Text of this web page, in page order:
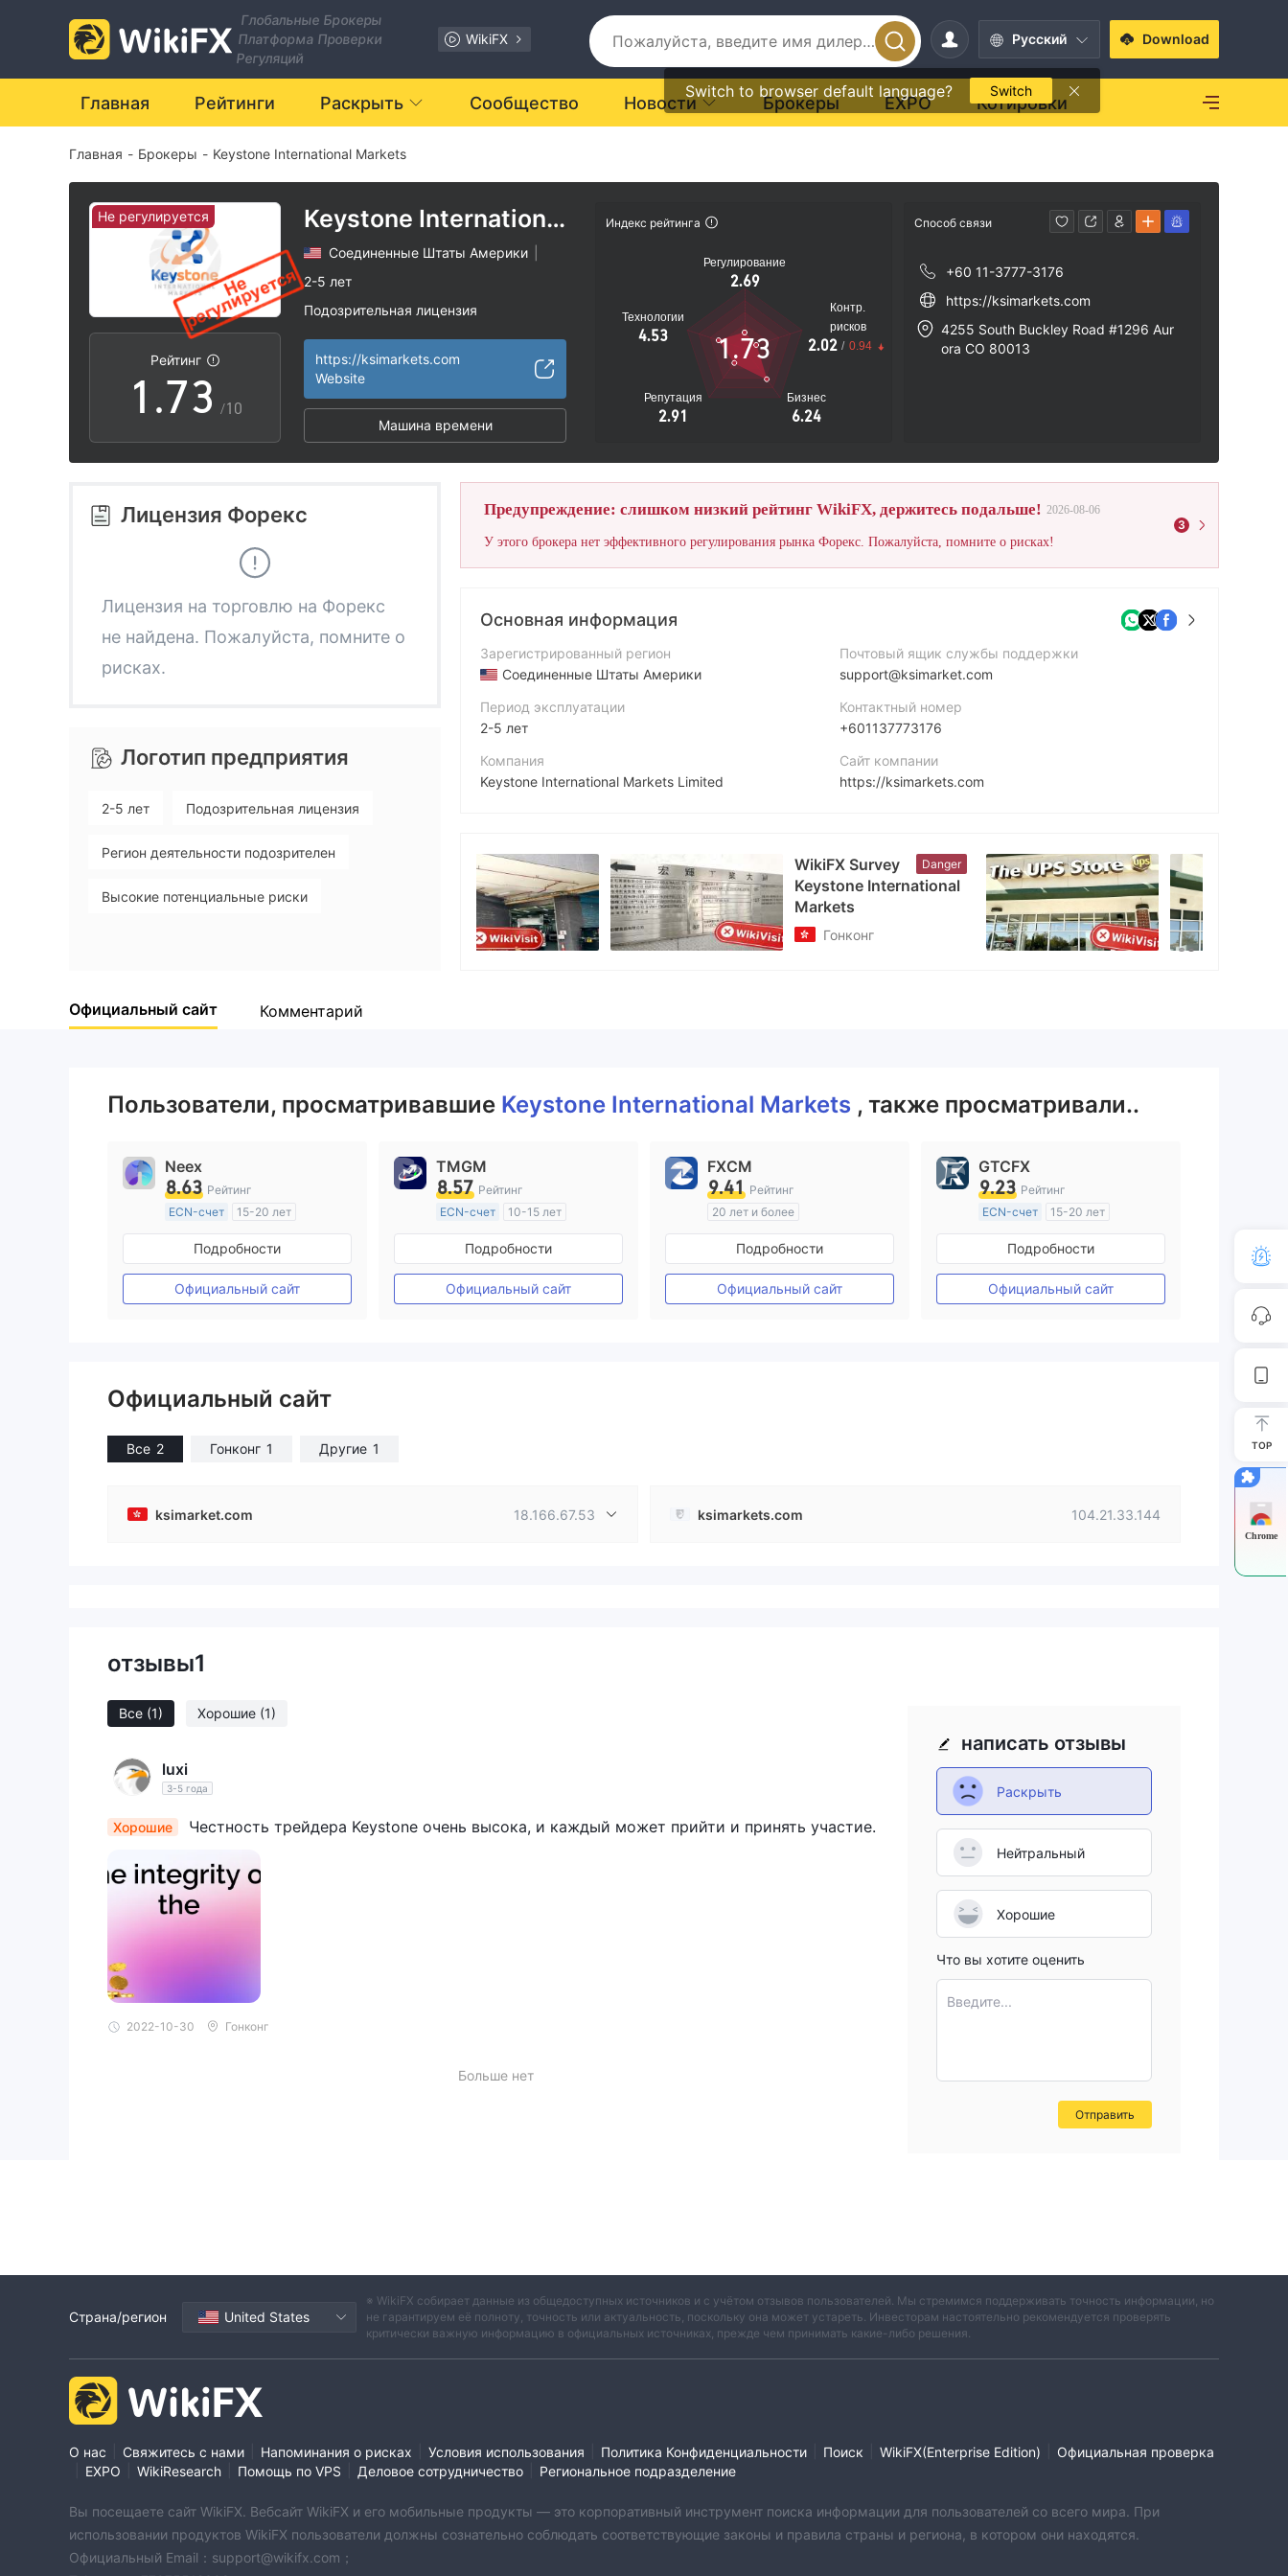
Глобальные Брокеры
Платформа Проверки
Регуляций
WikiFX Pусский
Switch to browser default language? Switch
Download
Главная Рейтинги Раскрыть Сообщество Новости Брокеры EXPO Котировки
Главная - Брокеры - Keystone International Markets
Не регулируется
Рейтинг
0
1
2
3
5
6
9
.
1
2
3
4
5
6
7
8
9
0
1
2
3
4
5
7
/10
Keystone International
Markets
Соединенные Штаты Америки
2-5 лет
Подозрительная лицензия
Высокие потенциальные риски
https://ksimarkets.com
Website
Машина времени
Индекс рейтинга
Регулирование
2.69
Технологии
4.53
Репутация
2.91
Бизнес
6.24
Контр.
рисков
2.02 / 0.94
1.73
Способ связи
+60 11-3777-3176
https://ksimarkets.com
4255 South Buckley Road #1296 Aur
ora CO 80013
Лицензия Форекс
Лицензия на торговлю на Форекс
не найдена. Пожалуйста, помните о
рисках.
Логотип предприятия
2-5 лет Подозрительная лицензия
Регион деятельности подозрителен
Высокие потенциальные риски
Предупреждение: слишком низкий рейтинг WikiFX, держитесь подальше! 2026-08-06
У этого брокера нет эффективного регулирования рынка Форекс. Пожалуйста, помните о рисках!
3
Основная информация
Зарегистрированный регион
Соединенные Штаты Америки
Период эксплуатации
2-5 лет
Компания
Keystone International Markets Limited
Сотрудник компании
--
Почтовый ящик службы поддержки
support@ksimarket.com
Контактный номер
+601137773176
Сайт компании
https://ksimarkets.com
WikiFX Survey
Markets
WikiFX Survey
Keystone International
Markets
Danger
Соединенные Штаты Америки
Официальный сайт Комментарий
Пользователи, просматривавшие Keystone International Markets , также просматривали..
Neex
8.63 Рейтинг
ECN-счет
15-20 лет
Регулирование в Австралия
Маркет-Мейкинг (MM)
Основной стандарт MT4
Подробности
Официальный сайт
TMGM
8.57 Рейтинг
ECN-счет
10-15 лет
Регулирование в Австралия
Маркет-Мейкинг (MM)
Основной стандарт MT4
Подробности
Официальный сайт
FXCM
9.41 Рейтинг
20 лет и более
Регулирование в Австралия
Маркет-Мейкинг (MM)
Основной стандарт MT4
Подробности
Официальный сайт
GTCFX
9.23 Рейтинг
ECN-счет
15-20 лет
Регулирование в Соединенное Королевство
Маркет-Мейкинг (MM)
Основной стандарт MT4
Подробности
Официальный сайт
Официальный сайт
Все 2 Гонконг 1 Другие 1
ksimarket.com 18.166.67.53 ksimarkets.com 104.21.33.144
отзывы1
Все (1) Хорошие (1)
luxi
3-5 года
Хорошие Честность трейдера Keystone очень высока, и каждый может прийти и принять участие.
2022-10-30 Гонконг
Больше нет
написать отзывы
Раскрыть
Нейтральный
Хорошие
Что вы хотите оценить
Введите...
Отправить
TOP
Chrome
Страна/регион United States
※ WikiFX собирает данные из общедоступных источников и с учётом отзывов пользователей. Мы стремимся поддерживать точность информации, но
не гарантируем её полноту, точность или актуальность, поскольку она может устареть. Инвесторам настоятельно рекомендуется проверять
критически важную информацию в официальных источниках, прежде чем принимать какие-либо решения.
О нас Свяжитесь с нами Напоминания о рисках Условия использования Политика Конфиденциальности Поиск WikiFX(Enterprise Edition)
Официальная проверка
EXPO WikiResearch Помощь по VPS Деловое сотрудничество Региональное подразделение
Вы посещаете сайт WikiFX. Вебсайт WikiFX и его мобильные продукты — это корпоративный инструмент поиска информации для пользователей со всего мира. При
использовании продуктов WikiFX пользователи должны сознательно соблюдать соответствующие законы и правила страны и региона, в котором они находятся.
Официальный Email：support@wikifx.com；